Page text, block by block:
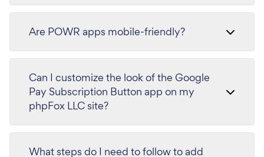
Are POWR apps mobile-friendly?
Can I customize the look of the Google
Pay Subscription Button app on my
phpFox LLC site?
What steps do I need to follow to add